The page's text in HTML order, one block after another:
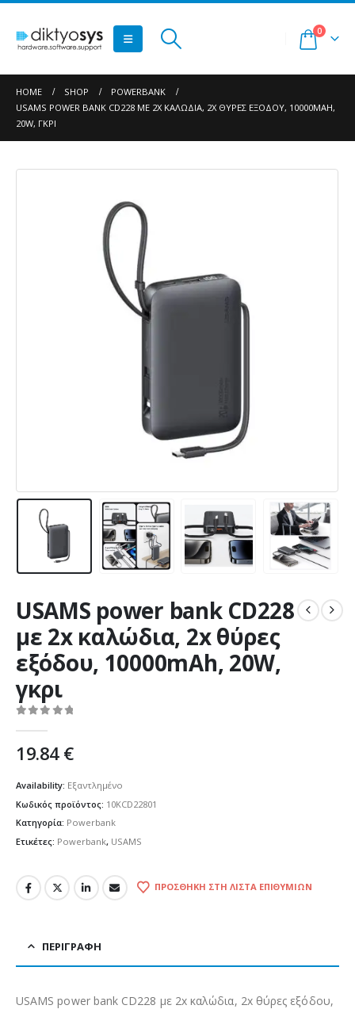
0
HOME SHOP
POWERBANK
USAMS POWER BANK CD228 ΜΕ 2X ΚΑΛΏΔΙΑ, 2X ΘΎΡΕΣ ΕΞΌΔΟΥ, 10000MAH,
20W, ΓΚΡΙ
USAMS power bank CD228
με 2x καλώδια, 2x θύρες
εξόδου, 10000mAh, 20W,
γκρι
19.84€
Availability: Εξαντλημένο
Κωδικός προϊόντος: 10KCD22801
Κατηγορία: Powerbank
Ετικέτες: Powerbank, USAMS
ΠΡΟΣΘΉΚΗ ΣΤΗ ΛΊΣΤΑ ΕΠΙΘΥΜΙΏΝ
ΠΕΡΙΓΡΑΦΉ
USAMS power bank CD228 με 2x καλώδια, 2x θύρες εξόδου,